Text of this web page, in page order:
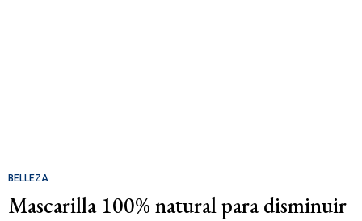
BELLEZA
Mascarilla 100% natural para disminuir